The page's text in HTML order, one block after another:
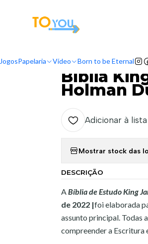
JogosPapelaria Vídeo Born to be Eternal
Bíblia King James 1611 Com
|
Bíblia
Holman
Adicionar à
Mostrar stock das
DESCRIÇÃO
ABíblia de Estudo King
de 2022 |foi elaborada
assunto principal. Todas
compreender a Escritura